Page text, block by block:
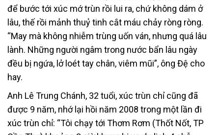
để bước tới xúc mớ trùn rồi lui ra, chứ không dám ở
lâu, thế rồi mảnh thuỷ tinh cắt máu chảy ròng ròng.
“May mà không nhiễm trùng uốn ván, nhưng quá lâu
lành. Những người ngâm trong nước bẩn lâu ngày
đều bị ngứa, lở loét tay chân, viêm mũi”, ông Đệ cho
hay.
Anh Lê Trung Chánh, 32 tuổi, xúc trùn chỉ cũng đã
được 9 năm, nhớ lại hồi năm 2008 trong một lần đi
xúc trùn chỉ: “Tôi chạy tới Thơm Rơm (Thốt Nốt, TP